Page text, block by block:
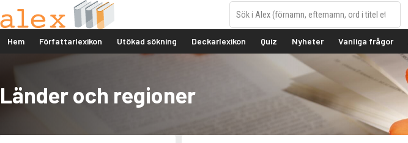
Hem Författarlexikon Utökad sökning Deckarlexikon Quiz Nyheter Vanliga frågor
Länder och regioner